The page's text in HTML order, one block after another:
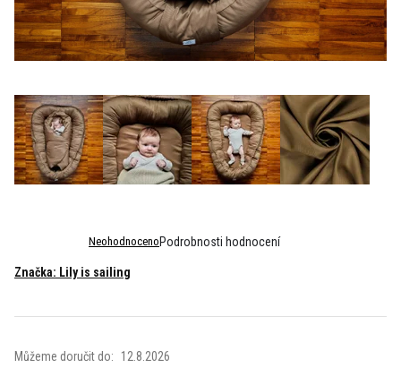
produktu
hvězdiček.
Neohodnoceno Podrobnosti hodnocení
Značka: Lily is sailing
Můžeme doručit do: 12.8.2026